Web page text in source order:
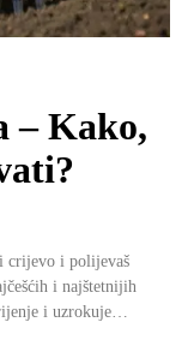
– Kako,
crijevo i polijevaš
i najštetnijih
i uzrokuje…